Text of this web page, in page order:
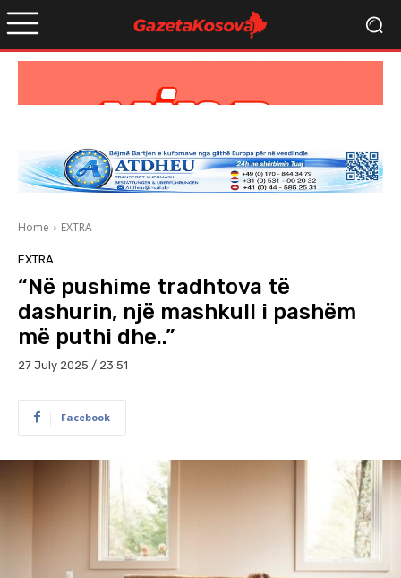
Home EXTRA
EXTRA
“Në pushime tradhtova të
dashurin, një mashkull i pashëm
më puthi dhe..”
27 July 2025 / 23:51
Facebook